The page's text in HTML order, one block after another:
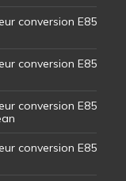
conversion E85
conversion E85
conversion E85
conversion E85